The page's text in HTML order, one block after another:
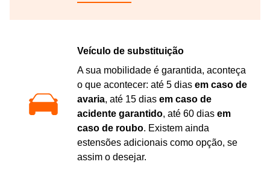
Veículo de substituição
A sua mobilidade é garantida, aconteça
o que acontecer: até 5 dias em caso de
avaria, até 15 dias em caso de
acidente garantido, até 60 dias em
caso de roubo. Existem ainda
estensões adicionais como opção, se
assim o desejar.